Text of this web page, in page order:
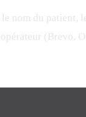
nom du patient,
(Brevo,